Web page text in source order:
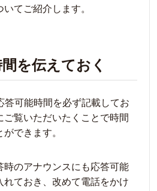
てご紹介します。
を伝えておく
答可能時間を必ず記載してお
ご覧いただいたくことで時間
できます。
時のアナウンスにも応答可能
れておき、改めて電話をかけ